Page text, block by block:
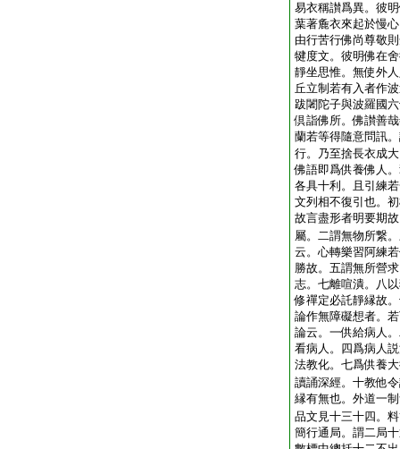
易衣稱讃爲異。彼
葉著麁衣來起於慢
由行苦行佛尚尊敬
犍度文。彼明佛在
靜坐思惟。無使外
丘立制若有入者作
跋闍陀子與波羅國
倶詣佛所。佛讃善
蘭若等得隨意問訊
行。乃至捨長衣成
佛語即爲供養佛人
各具十利。且引練
文列相不復引也。
故言盡形者明要期
屬。二謂無物所繋
云。心轉樂習阿練
勝故。五謂無所營
志。七離喧潰。八
修禪定必託靜縁故
論作無障礙想者。
論云。一供給病人
看病人。四爲病人
法教化。七爲供養
讀誦深經。十教他
縁有無也。外道一
品文見十三十四。
簡行通局。謂二局